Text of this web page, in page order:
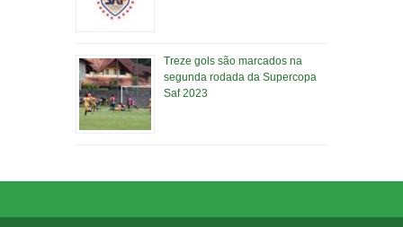
Treze gols são marcados na
segunda rodada da Supercopa
Saf 2023